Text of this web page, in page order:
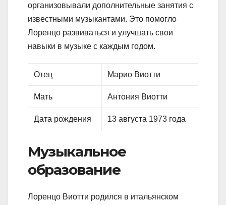
организовывали дополнительные занятия с
известными музыкантами. Это помогло
Лоренцо развиваться и улучшать свои
навыки в музыке с каждым годом.
Отец Марио Виотти
Мать Антония Виотти
Дата рождения 13 августа 1973 года
Музыкальное
образование
Лоренцо Виотти родился в итальянском